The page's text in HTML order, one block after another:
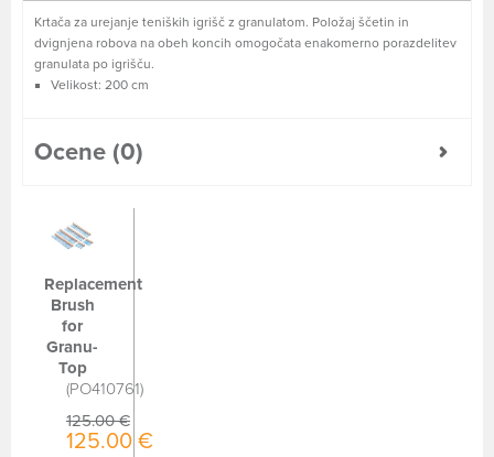
Krtača za urejanje teniških igrišč z granulatom. Položaj ščetin in
dvignjena robova na obeh koncih omogočata enakomerno porazdelitev
granulata po igrišču.
Velikost: 200 cm
Ocene (0)
Replacement
Brush
for
Granu-
Top
PO410761
125.00 €
125.00 €